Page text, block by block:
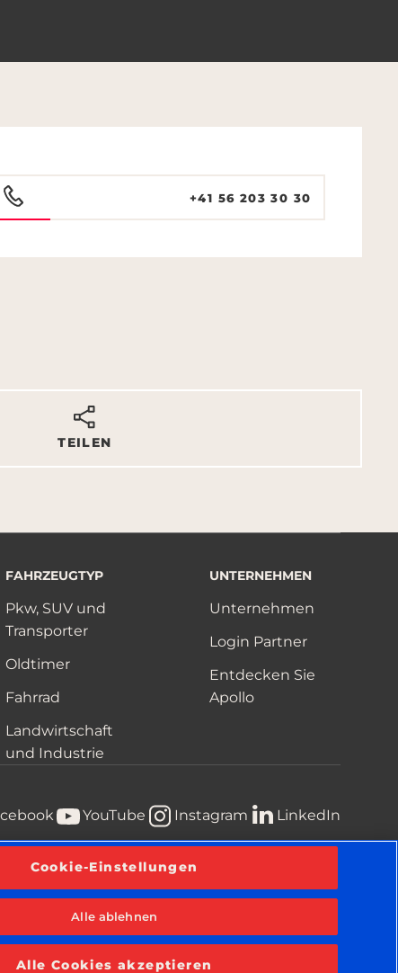
+41 56 203 30 30
TEILEN
FAHRZEUGTYP
Pkw, SUV und
Transporter
Oldtimer
Fahrrad
Landwirtschaft
und Industrie
UNTERNEHMEN
Unternehmen
Login Partner
Entdecken Sie
Apollo
YouTube Instagram LinkedIn
Cookie-Einstellungen
Alle ablehnen
Alle Cookies akzeptieren